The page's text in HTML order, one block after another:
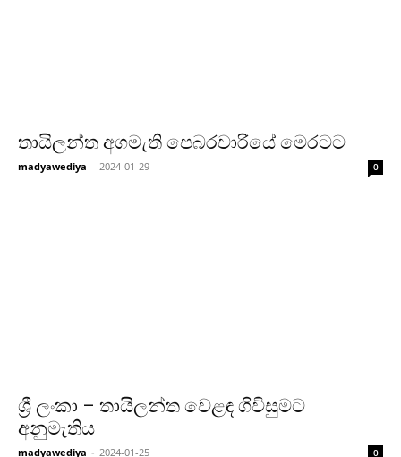
තායිලන්ත අගමැති පෙබරවාරියේ මෙරටට
madyawediya - 2024-01-29 0
ශ්‍රී ලංකා – තායිලන්ත වෙළඳ ගිවිසුමට
අනුමැතිය
madyawediya - 2024-01-25 0